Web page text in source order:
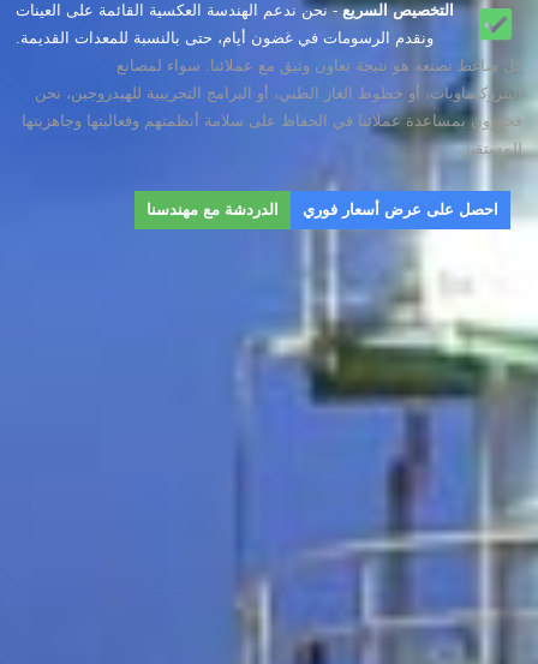
التخصيص السريع- نحن ندعم الهندسة العكسية القائمة على العينات
ونقدم الرسومات في غضون أيام، حتى بالنسبة للمعدات القديمة.
كل ضاغط نصنعه هو نتيجة تعاون وثيق مع عملائنا. سواء لمصانع
البتروكيماويات، أو خطوط الغاز الطبي، أو البرامج التجريبية للهيدروجين، نحن
فخورون بمساعدة عملائنا في الحفاظ على سلامة أنظمتهم وفعاليتها وجاهزيتها
للمستقبل.
احصل على عرض أسعار فوري الدردشة مع مهندسنا